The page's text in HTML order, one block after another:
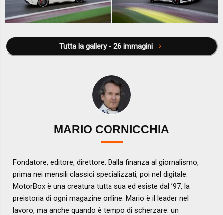
Tutta la gallery - 26 immagini
MARIO CORNICCHIA
Fondatore, editore, direttore. Dalla finanza al giornalismo,
prima nei mensili classici specializzati, poi nel digitale:
MotorBox è una creatura tutta sua ed esiste dal ’97, la
preistoria di ogni magazine online. Mario è il leader nel
lavoro, ma anche quando è tempo di scherzare: un